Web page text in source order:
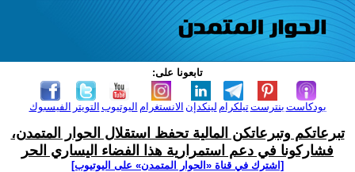
تابعونا على:
الفيسبوك التويتر اليوتيوب الانستغرام لينكدإن تيلكرامبنترست بودكاست
تبرعاتكم وتبرعاتكن المالية تحفظ استقلال الحوار المتمدن،
فشاركونا في دعم استمرارية هذا الفضاء اليساري الحر
[اشترك في قناة ‫«الحوار المتمدن» على اليوتيوب]